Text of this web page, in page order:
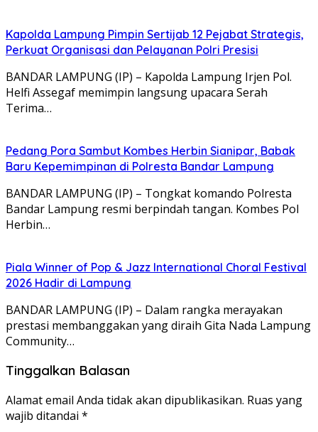
Kapolda Lampung Pimpin Sertijab 12 Pejabat Strategis,
Perkuat Organisasi dan Pelayanan Polri Presisi
BANDAR LAMPUNG (IP) – Kapolda Lampung Irjen Pol.
Helfi Assegaf memimpin langsung upacara Serah
Terima…
Pedang Pora Sambut Kombes Herbin Sianipar, Babak
Baru Kepemimpinan di Polresta Bandar Lampung
BANDAR LAMPUNG (IP) – Tongkat komando Polresta
Bandar Lampung resmi berpindah tangan. Kombes Pol
Herbin…
Piala Winner of Pop & Jazz International Choral Festival
2026 Hadir di Lampung
BANDAR LAMPUNG (IP) – Dalam rangka merayakan
prestasi membanggakan yang diraih Gita Nada Lampung
Community…
Tinggalkan Balasan
Alamat email Anda tidak akan dipublikasikan. Ruas yang
wajib ditandai *